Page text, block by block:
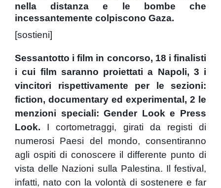
nella distanza e le bombe che
incessantemente colpiscono Gaza.
[sostieni]
Sessantotto i film in concorso, 18 i finalisti
i cui film saranno proiettati a Napoli, 3 i
vincitori rispettivamente per le sezioni:
fiction, documentary ed experimental, 2 le
menzioni speciali: Gender Look e Press
Look. I cortometraggi, girati da registi di
numerosi Paesi del mondo, consentiranno
agli ospiti di conoscere il differente punto di
vista delle Nazioni sulla Palestina. Il festival,
infatti, nato con la volontà di sostenere e far